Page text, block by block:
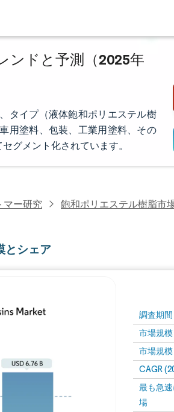
ンドと予測（2025年
タイプ（液体飽和ポリエステル樹
用塗料、包装、工業用塗料、その
グメント化されています。
マー研究 飽和ポリエステル樹脂市
とシェア
調査期間
市場規模
市場規模
CAGR
最も急
場